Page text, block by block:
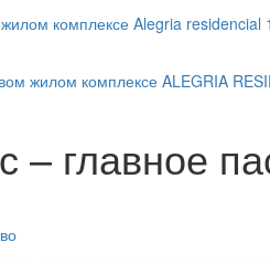
– главное